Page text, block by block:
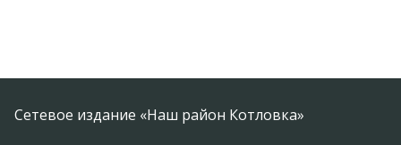
Сетевое издание «Наш район Котловка»